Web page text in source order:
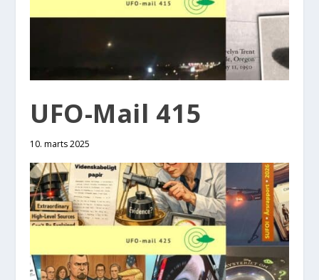
UFO-Mail 415
10. marts 2025